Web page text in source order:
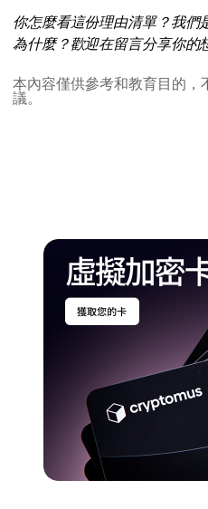
你怎麼看這份理由清單？我
為什麼？歡迎在留言分享你的
本內容僅供參考和教育目的，
議。